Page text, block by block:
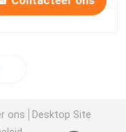
ons
Desktop Site